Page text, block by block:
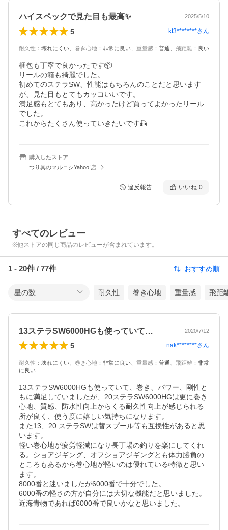
ハイスペックで見た目も最高✨ 2025/5/10
5 kt3********さん
耐久性 ： 壊れにくい 巻き心地 ： 非常に良い 重量感 ： 普通 飛距離 ： 良い
梱包も丁寧で良かったです📦
リールの箱も綺麗でした。
初めてのステラSW、性能はもちろんのことだと思います
が、見た目もとてもカッコいいです。
満足感もとてもあり、高かったけど買ってよかったリール
でした。
これからたくさん使っていきたいです🎣
購入したストア
つり具のマルニシYahoo!店
違反報告 いいね 0
すべてのレビュー
※他ストアの同じ商品のレビューが含まれています。
1 - 20件 / 77件 おすすめ順
星の数 耐久性 巻き心地 重量感 飛距
13ステラSW6000HGも使っていて… 2020/7/12
5 nak********さん
耐久性 ： 壊れにくい 巻き心地 ： 非常に良い 重量感 ： 普通 飛距離 ： 非常
に良い
13ステラSW6000HGも使っていて、巻き、パワー、剛性と
もに満足していましたが、20ステラSW6000HGは更に巻き
心地、質感、防水性向上からくる耐久性向上が感じられる
所が良く、使う度に嬉しい気持ちになります。
また13、20 ステラSWは替スプール等も互換性があると思
います。
軽い巻心地が疲労軽減になり長丁場の釣りを楽にしてくれ
る。ショアジギング、オフショアジギングとも体力勝負の
ところもあるから巻心地が軽いのは優れている特徴と思い
ます。
8000番と迷いましたが6000番で十分でした。
6000番の軽さの方が自分には大切な機能だと思いました。
近海青物であれば6000番で良いかなと思いました。